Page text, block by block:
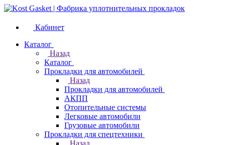
Кабинет
Каталог
Назад
Каталог
Прокладки для автомобилей
Назад
Прокладки для автомобилей
АКПП
Отопительные системы
Легковые автомобили
Грузовые автомобили
Прокладки для спецтехники
Назад